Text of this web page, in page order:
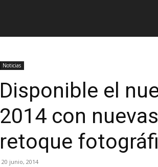
Noticias
Disponible el
2014 con
retoque
20 junio, 2014